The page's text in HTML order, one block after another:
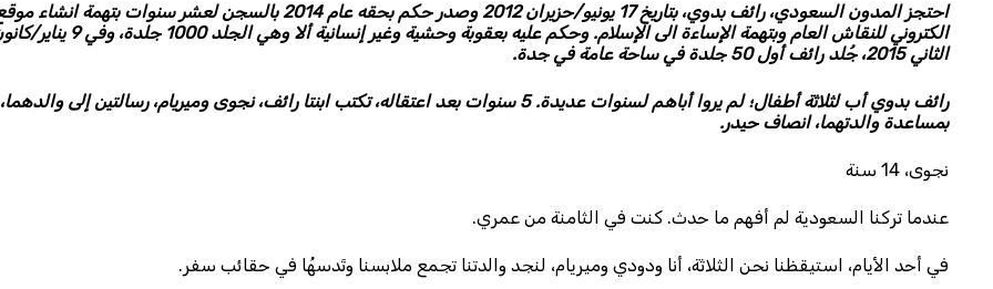
احتجز المدون السعودي، رائف بدوي، بتاريخ 17 يونيو/حزيران 2012 وصدر حكم بحقه عام 2014 بالسجن لعشر سنوات بتهمة انشاء
الكتروني للنقاش العام وبتهمة الإساءة الى الإسلام. وحكم عليه بعقوبة وحشية وغير إنسانية ألا وهي الجلد 1000
الثاني 2015، جُلد رائف أول 50 جلدة في ساحة عامة في جدة.
رائف بدوي أب لثلاثة أطفال؛ لم يروا أباهم لسنوات عديدة. 5 سنوات بعد اعتقاله، تكتب ابنتا رائف، نجوى وميريام، رسالتين إلى والدهما،
بمساعدة والدتهما، انصاف حيدر.
نجوى، 14 سنة
عندما تركنا السعودية لم أفهم ما حدث. كنت في الثامنة من عمري.
في أحد الأيام، استيقظنا نحن الثلاثة، أنا ودودي وميريام، لنجد والدتنا تجمع ملابسنا وتَدسهُا في حقائب سفر.